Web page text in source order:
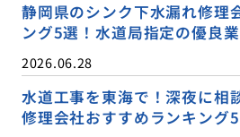
静岡県のシンク下水漏れ修理
ング5選！水道局指定の優良
2026.06.28
水道工事を東海で！深夜に相
修理会社おすすめランキング